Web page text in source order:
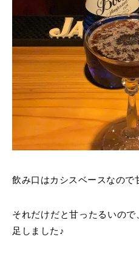
飲み口はカシスベースなので
それだけだと甘ったるいの
足しました♪